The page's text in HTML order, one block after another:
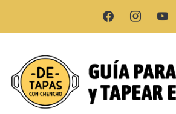
facebook instagramyoutube